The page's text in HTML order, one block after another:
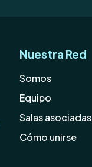
Nuestra Red
Somos
Equipo
Salas asociadas
Cómo unirse